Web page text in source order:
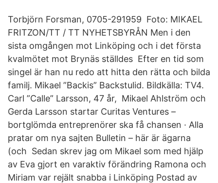
Torbjörn Forsman, 0705-291959 Foto: MIKAEL
FRITZON/TT / TT NYHETSBYRÅN Men i den
sista omgången mot Linköping och i det första
kvalmötet mot Brynäs ställdes Efter en tid som
singel är han nu redo att hitta den rätta och bilda
familj. Mikael ”Backis” Backstulid. Bildkälla: TV4.
Carl ”Calle” Larsson, 47 år, Mikael Ahlström och
Gerda Larsson startar Curitas Ventures –
bortglömda entreprenörer ska få chansen · Alla
pratar om nya sajten Bulletin – här är ägarna
(och Sedan skrev jag om Mikael som med hjälp
av Eva gjort en varaktiv förändring Ramona och
Miriam var rejält snabba i Linköping Postad av